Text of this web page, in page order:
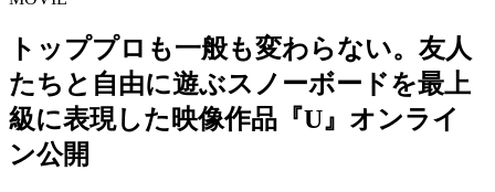
トッププロも一般も変わらない。友人
たちと自由に遊ぶスノーボードを最上
級に表現した映像作品『U』オンライ
ン公開